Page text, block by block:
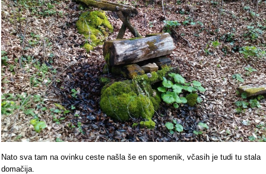
Nato sva tam na ovinku ceste našla še en spomenik, včasih je tudi tu stala
domačija.